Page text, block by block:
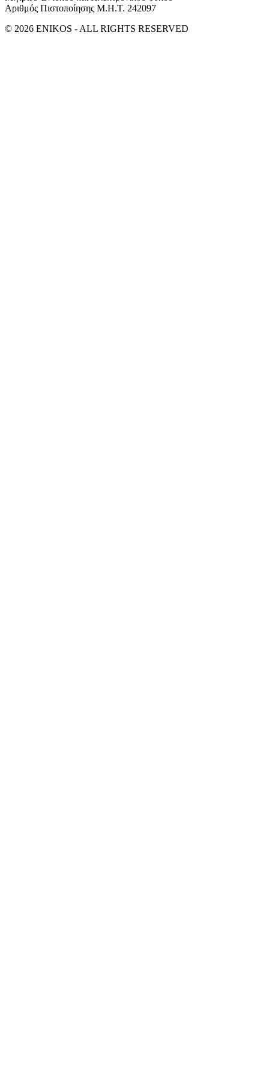
Αριθμός Πιστοποίησης Μ.Η.Τ. 242097
© 2026 ENIKOS - ALL RIGHTS RESERVED